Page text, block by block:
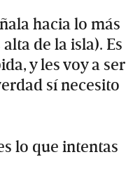
hacia lo más
de la isla). Es
y les voy a ser
sí necesito
lo que intentas